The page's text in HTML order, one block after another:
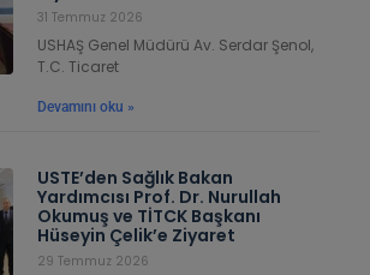
31 Temmuz 2026
USHAŞ Genel Müdürü Av. Serdar Şenol,
T.C. Ticaret
Devamını oku »
USTE’den Sağlık Bakan
Yardımcısı Prof. Dr. Nurullah
Okumuş ve TİTCK Başkanı
Hüseyin Çelik’e Ziyaret
29 Temmuz 2026